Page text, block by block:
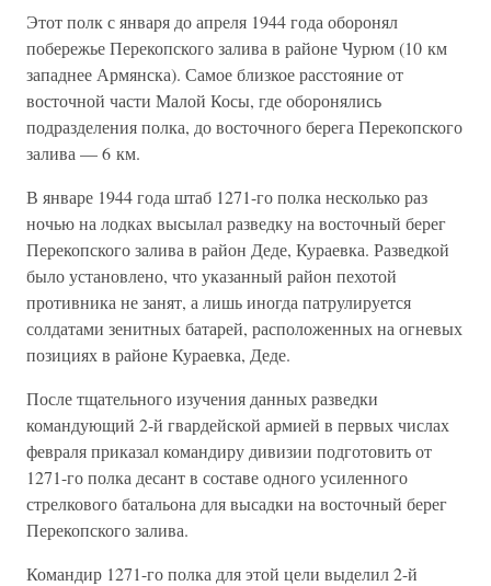
Этот полк с января до апреля 1944 года оборонял
побережье Перекопского залива в районе Чурюм (10 км
западнее Армянска). Самое близкое расстояние от
восточной части Малой Косы, где оборонялись
подразделения полка, до восточного берега Перекопского
залива — 6 км.
В январе 1944 года штаб 1271-го полка несколько раз
ночью на лодках высылал разведку на восточный берег
Перекопского залива в район Деде, Кураевка. Разведкой
было установлено, что указанный район пехотой
противника не занят, а лишь иногда патрулируется
солдатами зенитных батарей, расположенных на огневых
позициях в районе Кураевка, Деде.
После тщательного изучения данных разведки
командующий 2-й гвардейской армией в первых числах
февраля приказал командиру дивизии подготовить от
1271-го полка десант в составе одного усиленного
стрелкового батальона для высадки на восточный берег
Перекопского залива.
Командир 1271-го полка для этой цели выделил 2-й